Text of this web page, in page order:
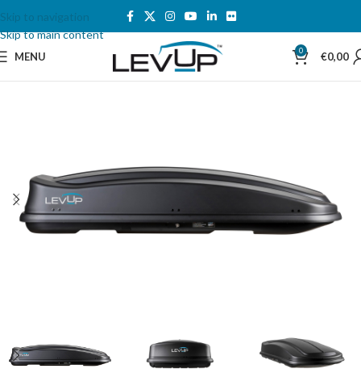
Skip to navigation
Skip to main content
MENU 0 €0,00